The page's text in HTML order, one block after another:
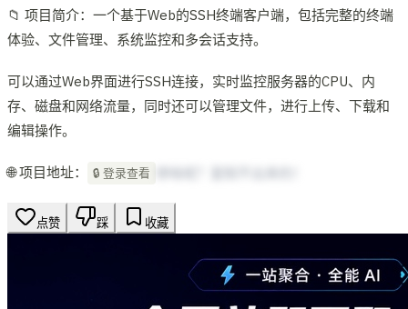
📁 项目简介：一个基于Web的SSH终端客户端，包括完整的终端
体验、文件管理、系统监控和多会话支持。
可以通过Web界面进行SSH连接，实时监控服务器的CPU、内
存、磁盘和网络流量，同时还可以管理文件，进行上传、下载和
编辑操作。
🌐 项目地址： 🔒 登录查看
点赞 踩 收藏